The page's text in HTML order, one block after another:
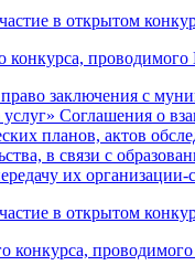
в открытом
конкурса,
заключения с
Соглашения о
планов, актов
в связи с
их
в открытом
конкурса,